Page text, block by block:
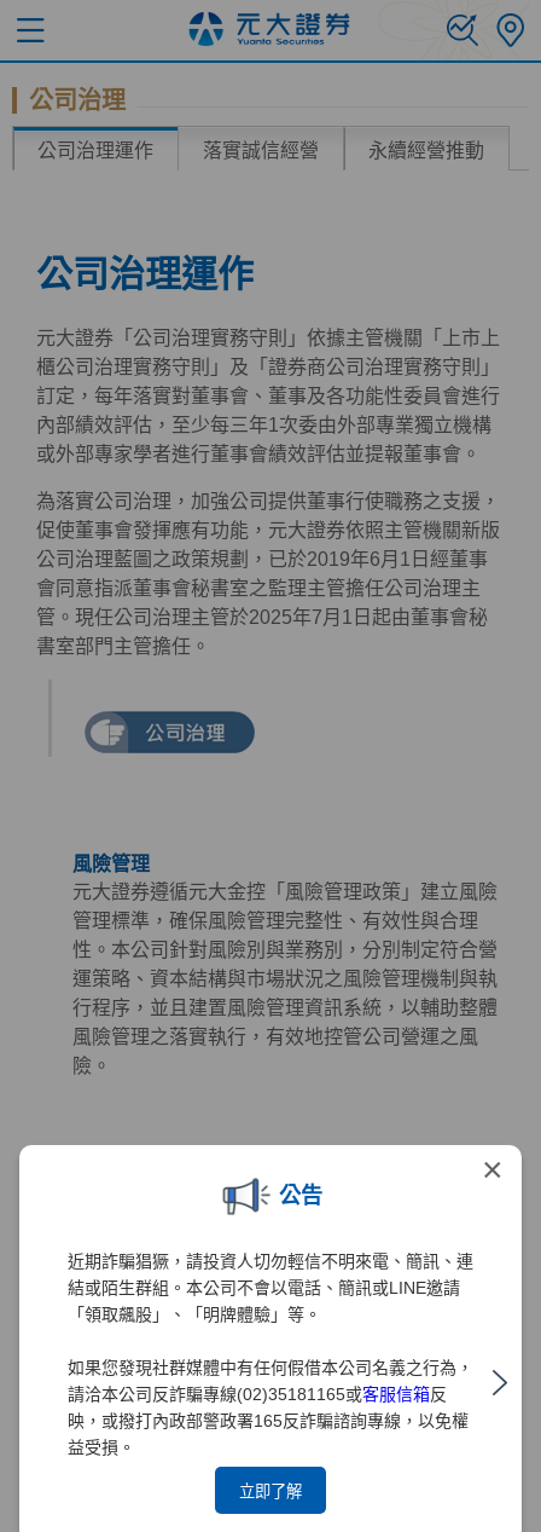
×
公告
近期詐騙猖獗，請投資人切勿輕信不明來電、簡訊、連
結或陌生群組。本公司不會以電話、簡訊或LINE邀請
「領取飆股」、「明牌體驗」等。
如果您發現社群媒體中有任何假借本公司名義之行為，
請洽本公司反詐騙專線(02)35181165或客服信箱反
映，或撥打內政部警政署165反詐騙諮詢專線，以免權
益受損。
立即了解
公司治理
公司治理運作 落實誠信經營 永續經營推動
公司治理運作
元大證券「公司治理實務守則」依據主管機關「上市上
櫃公司治理實務守則」及「證券商公司治理實務守則」
訂定，每年落實對董事會、董事及各功能性委員會進行
內部績效評估，至少每三年1次委由外部專業獨立機構
或外部專家學者進行董事會績效評估並提報董事會。
為落實公司治理，加強公司提供董事行使職務之支援，
促使董事會發揮應有功能，元大證券依照主管機關新版
公司治理藍圖之政策規劃，已於2019年6月1日經董事
會同意指派董事會秘書室之監理主管擔任公司治理主
管。現任公司治理主管於2025年7月1日起由董事會秘
書室部門主管擔任。
風險管理
元大證券遵循元大金控「風險管理政策」建立風險
管理標準，確保風險管理完整性、有效性與合理
性。本公司針對風險別與業務別，分別制定符合營
運策略、資本結構與市場狀況之風險管理機制與執
行程序，並且建置風險管理資訊系統，以輔助整體
風險管理之落實執行，有效地控管公司營運之風
險。
為強化元大證券對智慧管理財產的重視與保護，元
大證券2020年已訂定「智慧財產權管理要點」、
元大金控政策，2021年導入台灣智慧財產管理系統
(TIPS)，並訂定及修正相關規章，以建置有效之管
慧財產管理小組以負責相關管理工作，2021年12月
已取得TIPS(A級)認證，2022年及2024年分別取得
TIPS(A級)再認證。